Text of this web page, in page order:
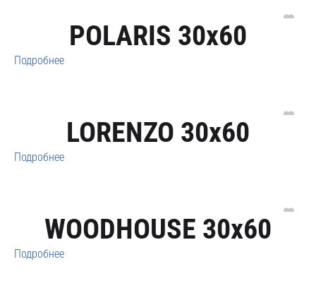
POLARIS 30x60
Подробнее
LORENZO 30x60
Подробнее
WOODHOUSE 30x60
Подробнее